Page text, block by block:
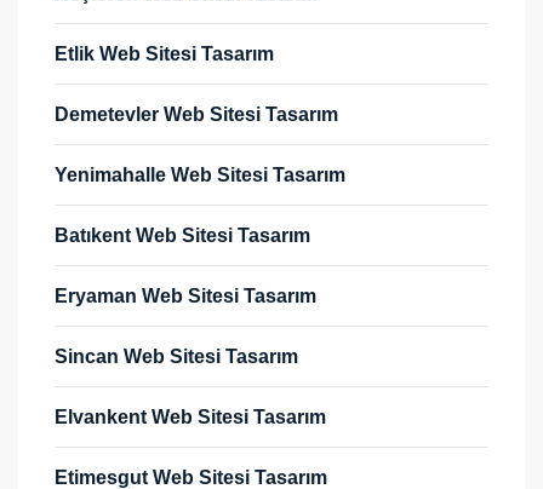
Etlik Web Sitesi Tasarım
Demetevler Web Sitesi Tasarım
Yenimahalle Web Sitesi Tasarım
Batıkent Web Sitesi Tasarım
Eryaman Web Sitesi Tasarım
Sincan Web Sitesi Tasarım
Elvankent Web Sitesi Tasarım
Etimesgut Web Sitesi Tasarım